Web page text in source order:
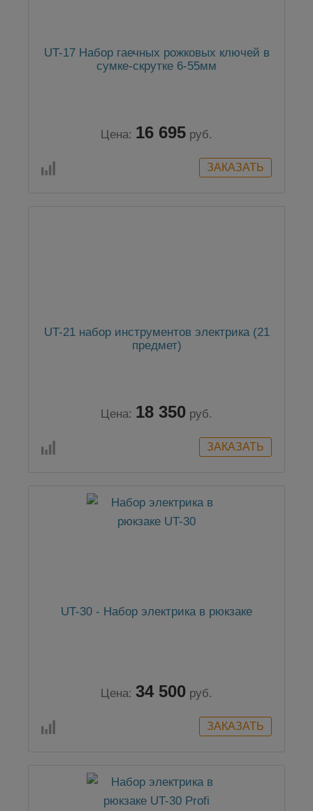
UT-17 Набор гаечных рожковых ключей в
сумке-скрутке 6-55мм
Цена: 16 695 руб.
UT-21 набор инструментов электрика (21
предмет)
Цена: 18 350 руб.
UT-30 - Набор электрика в рюкзаке
Цена: 34 500 руб.